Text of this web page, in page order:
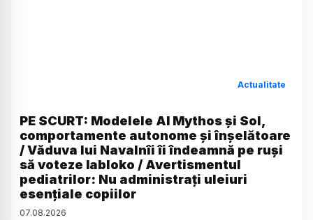
Actualitate
PE SCURT: Modelele AI Mythos și Sol,
comportamente autonome și înșelătoare
/ Văduva lui Navalnîi îi îndeamnă pe ruși
să voteze Iabloko / Avertismentul
pediatrilor: Nu administrați uleiuri
esențiale copiilor
07.08.2026